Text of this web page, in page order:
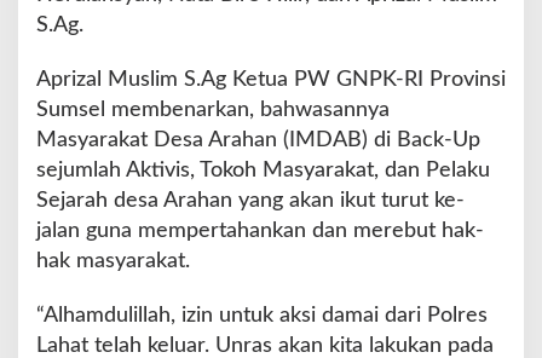
S.Ag.
Aprizal Muslim S.Ag Ketua PW GNPK-RI Provinsi
Sumsel membenarkan, bahwasannya
Masyarakat Desa Arahan (IMDAB) di Back-Up
sejumlah Aktivis, Tokoh Masyarakat, dan Pelaku
Sejarah desa Arahan yang akan ikut turut ke-
jalan guna mempertahankan dan merebut hak-
hak masyarakat.
“Alhamdulillah, izin untuk aksi damai dari Polres
Lahat telah keluar. Unras akan kita lakukan pada